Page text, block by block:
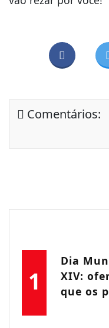
Comentários:
1
Dia
XIV:
que os